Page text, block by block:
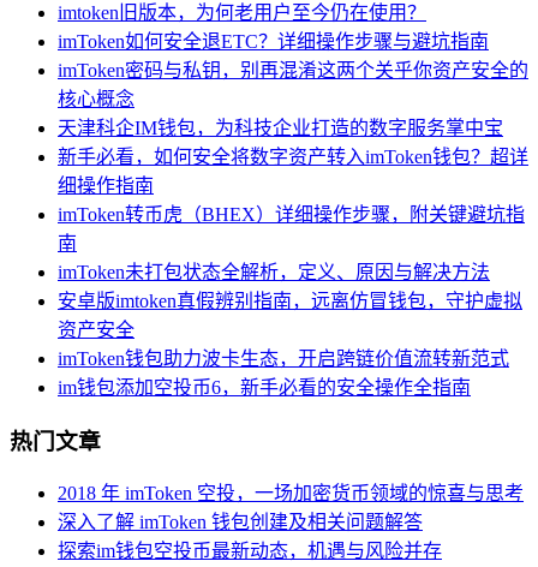
imtoken旧版本，为何老用户至今仍在使用？
imToken如何安全退ETC？详细操作步骤与避坑指南
imToken密码与私钥，别再混淆这两个关乎你资产安全的
核心概念
天津科企IM钱包，为科技企业打造的数字服务掌中宝
新手必看，如何安全将数字资产转入imToken钱包？超详
细操作指南
imToken转币虎（BHEX）详细操作步骤，附关键避坑指
南
imToken未打包状态全解析，定义、原因与解决方法
安卓版imtoken真假辨别指南，远离仿冒钱包，守护虚拟
资产安全
imToken钱包助力波卡生态，开启跨链价值流转新范式
im钱包添加空投币6，新手必看的安全操作全指南
热门文章
2018 年 imToken 空投，一场加密货币领域的惊喜与思考
深入了解 imToken 钱包创建及相关问题解答
探索im钱包空投币最新动态，机遇与风险并存